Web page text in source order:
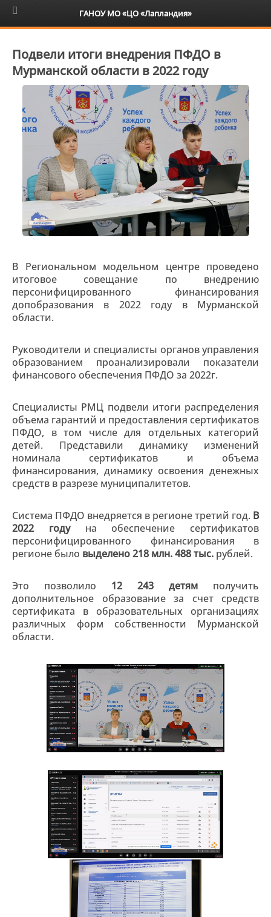
6+
Подвели итоги внедрения ПФДО в
Мурманской области в 2022 году
В Региональном модельном центре проведено
итоговое совещание по внедрению
персонифицированного финансирования
допобразования в 2022 году в Мурманской
области.
Руководители и специалисты органов управления
образованием проанализировали показатели
финансового обеспечения ПФДО за 2022г.
Специалисты РМЦ подвели итоги распределения
объема гарантий и предоставления сертификатов
ПФДО, в том числе для отдельных категорий
детей. Представили динамику изменений
номинала сертификатов и объема
финансирования, динамику освоения денежных
средств в разрезе муниципалитетов.
Система ПФДО внедряется в регионе третий год. В
2022 годуна обеспечение сертификатов
персонифицированного финансирования в
регионе было выделено 218 млн. 488 тыс. рублей.
Это позволило 12 243 детям получить
дополнительное образование за счет средств
сертификата в образовательных организациях
различных форм собственности Мурманской
области.
ГАНОУ МО «ЦО «Лапландия»